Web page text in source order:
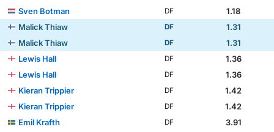
Sven Botman
DF
1.18
Malick Thiaw
DF
1.31
Malick Thiaw
DF
1.31
Lewis Hall
DF
1.36
Lewis Hall
DF
1.36
Kieran Trippier
DF
1.42
Kieran Trippier
DF
1.42
Emil Krafth
DF
3.91